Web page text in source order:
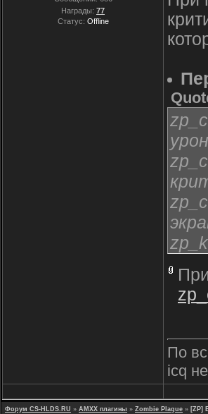
Награды: 77
Статус: Offline
=
По
icq
Форум CS-HLDS.RU » AMXX плагины » Zombie Plague » [ZP]